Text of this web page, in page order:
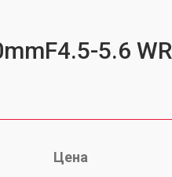
5.6 WR
Цена